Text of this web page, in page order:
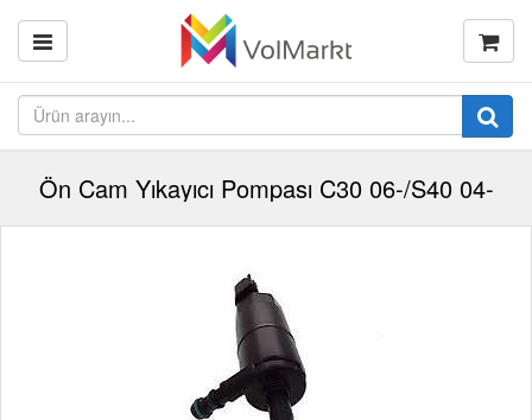
Ön Cam Yıkayıcı Pompası C30 06-/S40 04-